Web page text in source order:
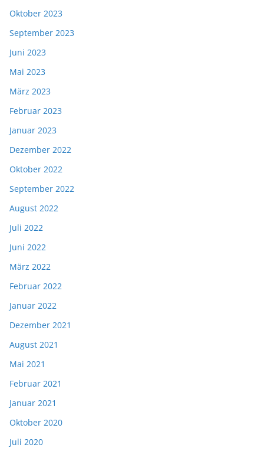
Oktober 2023
September 2023
Juni 2023
Mai 2023
März 2023
Februar 2023
Januar 2023
Dezember 2022
Oktober 2022
September 2022
August 2022
Juli 2022
Juni 2022
März 2022
Februar 2022
Januar 2022
Dezember 2021
August 2021
Mai 2021
Februar 2021
Januar 2021
Oktober 2020
Juli 2020